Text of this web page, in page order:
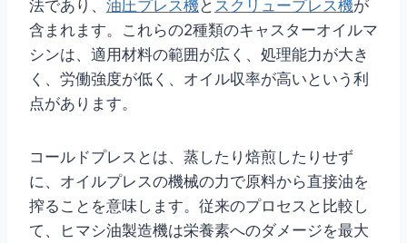
法であり、 油圧プレス機と スクリュープレス機が
含まれます。これらの2種類のキャスターオイルマ
シンは、適用材料の範囲が広く、処理能力が大き
く、労働強度が低く、オイル収率が高いという利
点があります。
コールドプレスとは、蒸したり焙煎したりせず
に、オイルプレスの機械の力で原料から直接油を
搾ることを意味します。従来のプロセスと比較し
て、ヒマシ油製造機は栄養素へのダメージを最大